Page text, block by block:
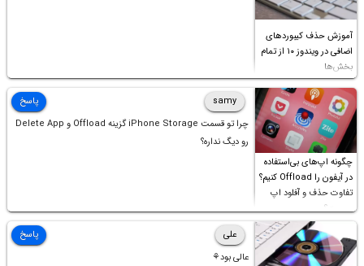
آموزش حذف کیبوردهای
اضافی در ویندوز ۱۰ از تمام
بخش‌ها
چگونه اپ‌های بی‌استفاده
در آیفون را Offload کنیم؟
تفاوت حذف و آفلود اپ
چیست؟
samy
چرا تو قسمت iPhone Storage گزینه Offload و Delete App
رو دیگ نداره؟
پاسخ
علی
عالی بود⚘
پاسخ